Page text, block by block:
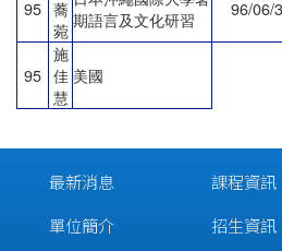
95 蕎
菀 期語言及文化研習
96/06/
95
施
佳
慧
美國
最新消息
單位簡介
課程資訊
招生資訊